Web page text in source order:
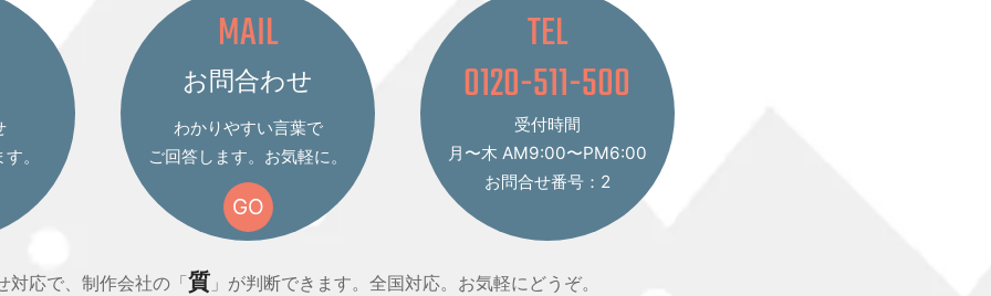
。
MAIL
お問合わせ
わかりやすい言葉で
ご回答します。お気軽に。
GO
TEL
0120-511-500
受付時間
月〜木 AM9:00〜PM6:00
お問合せ番号：2
対応で、制作会社の「質」が判断できます。全国対応。お気軽にどうぞ。